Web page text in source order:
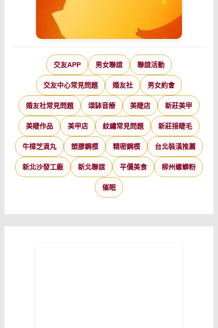
交友APP 男女聯誼 聯誼活動
交友中心常見問題 婚友社 男女約會
婚友社常見問題 頌缽音療 美睫店 新莊美甲
美睫作品 美甲店 紋繡常見問題 新莊接睫毛
牛樟芝滴丸 塑膠鋼模 精密鋼模 台北裝潢推薦
新北沙發工廠 新北聯誼 平價美食 柳州螺螄粉
催眠